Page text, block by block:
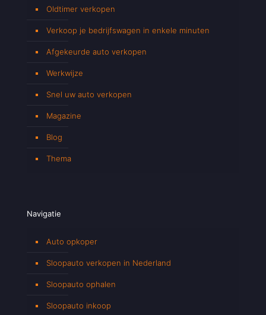
Oldtimer verkopen
Verkoop je bedrijfswagen in enkele minuten
Afgekeurde auto verkopen
Werkwijze
Snel uw auto verkopen
Magazine
Blog
Thema
Navigatie
Auto opkoper
Sloopauto verkopen in Nederland
Sloopauto ophalen
Sloopauto inkoop